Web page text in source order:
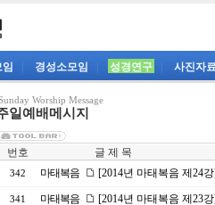
경성소모임 성경연구 사진자
Worship Message
일예배메시지
번호 글 제 목
342 마태복음 [2014년 마태복음 제24
341 마태복음 [2014년 마태복음 제23